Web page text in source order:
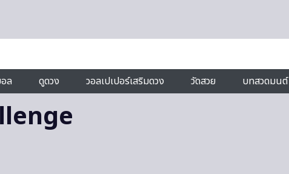
ล ดูดวง วอลเปเปอร์เสริมดวง วัดสวย บทสวดมนต์